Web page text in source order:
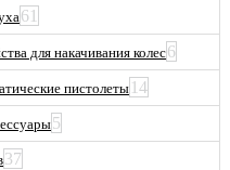
61
для накачивания колес6
пистолеты 14
5
37